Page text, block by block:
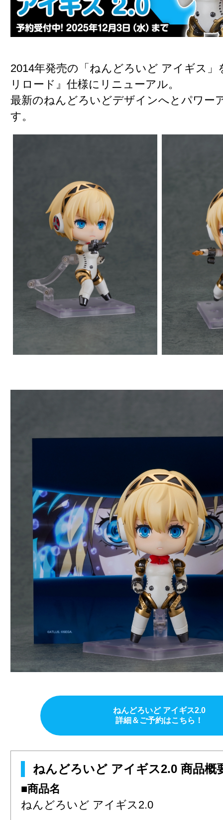
2014年発売の「ねんどろいど アイギス」
リロード』仕様にリニューアル。
最新のねんどろいどデザインへとパワー
す。
ねんどろいど アイギス2.0
詳細＆ご予約はこちら！
ねんどろいど アイギス2.0 商品概
■商品名
ねんどろいど アイギス2.0